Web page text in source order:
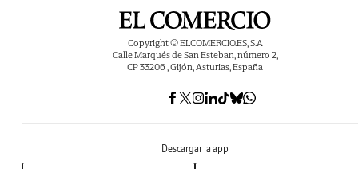
Copyright © ELCOMERCIO.ES, S.A
Calle Marqués de San Esteban, número 2,
CP 33206 , Gijón, Asturias, España
Descargar la app